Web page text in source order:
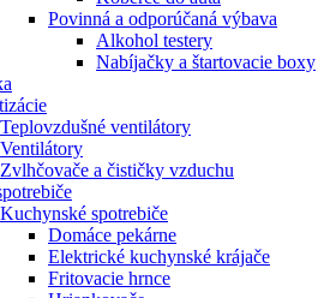
Povinná a odporúčaná výbava
Alkohol testery
Nabíjačky a štartovacie boxy
Teplovzdušné ventilátory
Ventilátory
Zvlhčovače a čističky vzduchu
Kuchynské spotrebiče
Domáce pekárne
Elektrické kuchynské krájače
Fritovacie hrnce